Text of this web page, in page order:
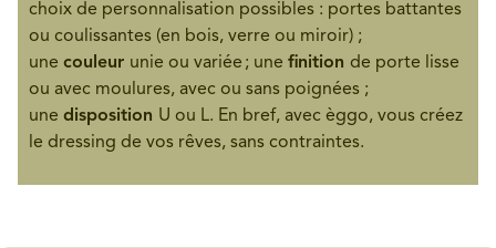
choix de personnalisation possibles : portes battantes
ou coulissantes (en bois, verre ou miroir) ;
une couleur unie ou variée ; une finition de porte lisse
ou avec moulures, avec ou sans poignées ;
une disposition U ou L. En bref, avec èggo, vous créez
le dressing de vos rêves, sans contraintes.